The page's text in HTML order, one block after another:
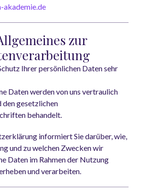
akademie.de
zur
Ihrer persönlichen Daten sehr
Daten werden von uns vertraulich
den gesetzlichen
behandelt.
informiert Sie darüber, wie,
und zu welchen Zwecken wir
Daten im Rahmen der Nutzung
und verarbeiten.